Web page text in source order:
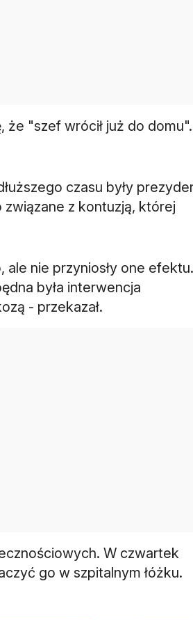
że "szef wrócił już do domu".
czasu były
związane z kontuzją, której
nie przyniosły one efektu.
była interwencja
- przekazał.
W czwartek
go w szpitalnym łóżku.